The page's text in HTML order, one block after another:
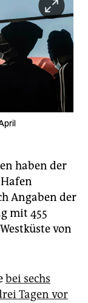
haben der
Angaben der
mit 455
von
bei sechs
Tagen vor